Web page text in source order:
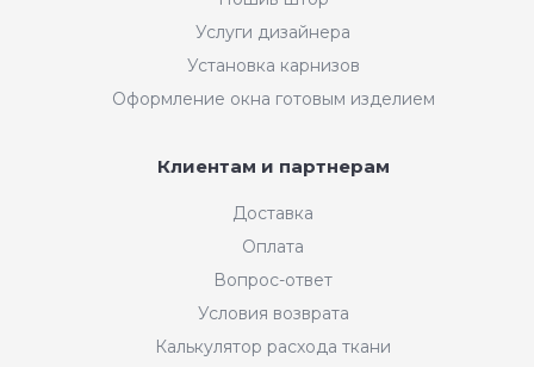
Услуги дизайнера
Установка карнизов
Оформление окна готовым изделием
Клиентам и партнерам
Доставка
Оплата
Вопрос-ответ
Условия возврата
Калькулятор расхода ткани